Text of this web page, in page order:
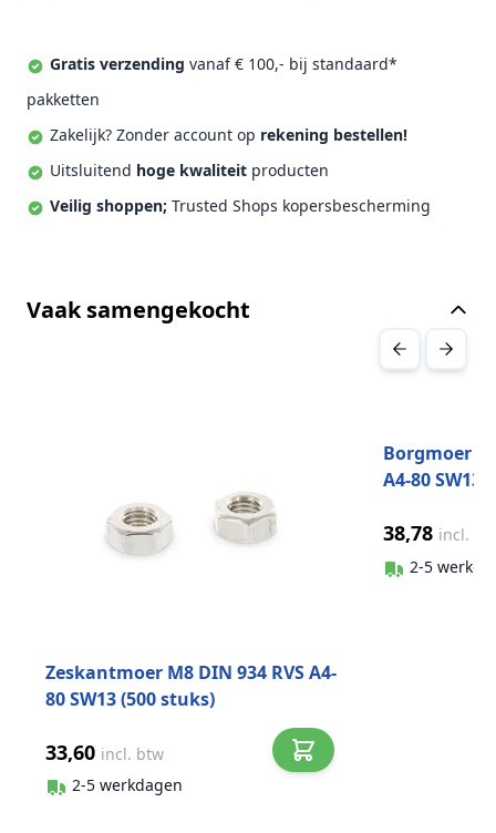
Gratis verzending vanaf € 100,- bij standaard*
pakketten
Zakelijk? Zonder account op rekening bestellen!
Uitsluitend hoge kwaliteit producten
Veilig shoppen; Trusted Shops kopersbescherming
Vaak samengekocht
Zeskantmoer M8 DIN 934 RVS A4-
80 SW13 (500 stuks)
33,60 incl. btw
2-5 werkdagen
Borgmoer
A4-80 SW13
38,78 incl.
2-5